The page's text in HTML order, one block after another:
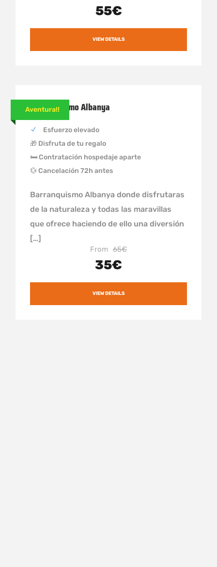
55€
VIEW DETAILS
Aventura!!
Barranquismo Albanya
Esfuerzo elevado
🎁 Disfruta de tu regalo
🛏 Contratación hospedaje aparte
💱 Cancelación 72h antes
Barranquismo Albanya donde disfrutaras
de la naturaleza y todas las maravillas
que ofrece haciendo de ello una diversión
[…]
From 65€
35€
VIEW DETAILS